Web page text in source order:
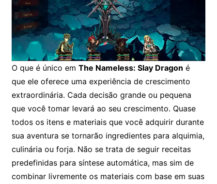
O que é único em The Nameless: Slay Dragon é
que ele oferece uma experiência de crescimento
extraordinária. Cada decisão grande ou pequena
que você tomar levará ao seu crescimento. Quase
todos os itens e materiais que você adquirir durante
sua aventura se tornarão ingredientes para alquimia,
culinária ou forja. Não se trata de seguir receitas
predefinidas para síntese automática, mas sim de
combinar livremente os materiais com base em suas